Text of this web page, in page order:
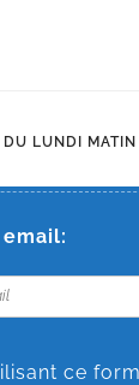
DU LUNDI MATIN
ce